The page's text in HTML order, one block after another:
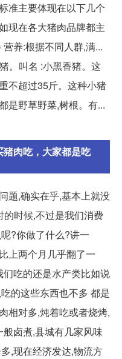
准主要体现在以下几个
现在各大猪肉品牌都主
养:根据不同人群,满...
。叫名 :小黑香猪。这
不超过35斤。这种小猪
是野草野菜,树根。有...
肉吃，大家都是吃
题,确实在乎,基本上就没
时候,不过是我们消费
?你做了什么?讲一
上两个月几乎翻了一
吃的还是水产类比如说
的这些东西也不多 都是
相对多,炖着吃或者烧烤,
卤煮,县城有几家风味
,现在经济发达,物流方